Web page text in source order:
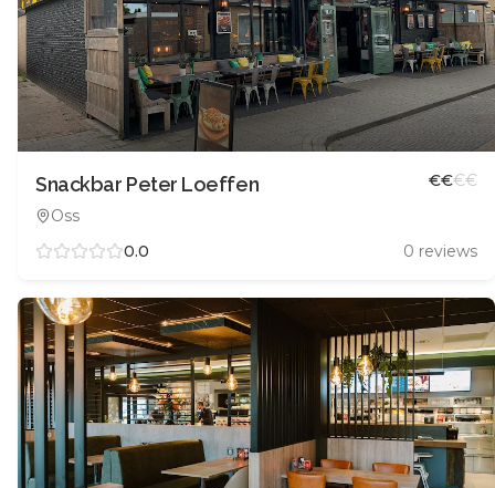
Snackbar Peter Loeffen
Oss
€€€€
0.0 0 reviews